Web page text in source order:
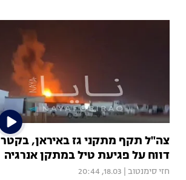
צה"ל תקף מתקני גז באיראן, בקטר
דווח על פגיעת טיל במתקן אנרגיה
חזי סימנטוב 18.03, 20:44